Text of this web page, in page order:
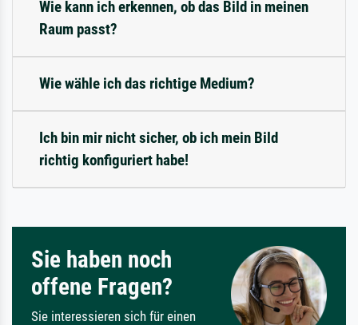
Wie kann ich erkennen, ob das Bild in meinen
Raum passt?
Wie wähle ich das richtige Medium?
Ich bin mir nicht sicher, ob ich mein Bild
richtig konfiguriert habe!
Sie haben noch
offene Fragen?
Sie interessieren sich für einen